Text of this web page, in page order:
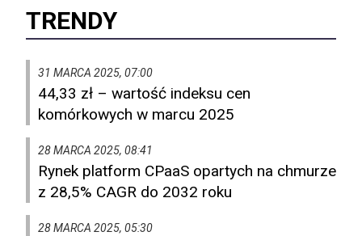
TRENDY
31 MARCA 2025, 07:00
44,33 zł – wartość indeksu cen
komórkowych w marcu 2025
28 MARCA 2025, 08:41
Rynek platform CPaaS opartych na chmurze
z 28,5% CAGR do 2032 roku
28 MARCA 2025, 05:30